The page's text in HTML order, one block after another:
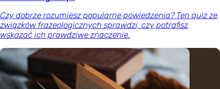
Czy dobrze rozumiesz popularne powiedzenia? Ten quiz ze
związków frazeologicznych sprawdzi, czy potrafisz
wskazać ich prawdziwe znaczenie.